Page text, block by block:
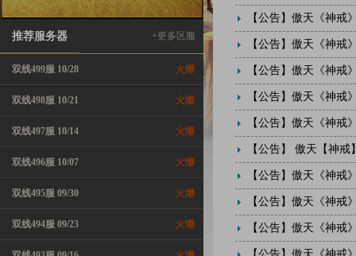
+更多区服
推荐服务器
双线499服 10/28
双线498服 10/21
双线497服 10/14
双线496服 10/07
双线495服 09/30
双线494服 09/23
【公告】 傲天《神戒
【公告】 傲天《神戒
【公告】 傲天《神戒
【公告】 傲天《神戒
【公告】 傲天《神戒
【公告】 傲天【神戒
【公告】 傲天《神戒
【公告】 傲天《神戒
【公告】 傲天《神戒